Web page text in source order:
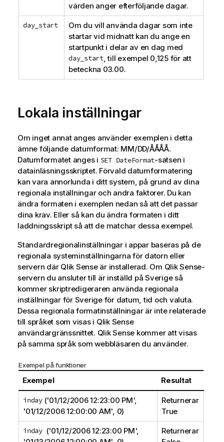
värden anger efterföljande dagar.
day_start
Om du vill använda dagar som inte
startar vid midnatt kan du ange en
startpunkt i delar av en dag med
day_start, till exempel 0,125 för att
beteckna 03.00.
Lokala inställningar
Om inget annat anges använder exemplen i detta
ämne följande datumformat: MM/DD/ÅÅÅÅ.
Datumformatet anges i SET DateFormat-satsen i
datainläsningsskriptet. Förvald datumformatering
kan vara annorlunda i ditt system, på grund av dina
regionala inställningar och andra faktorer. Du kan
ändra formaten i exemplen nedan så att det passar
dina krav. Eller så kan du ändra formaten i ditt
laddningsskript så att de matchar dessa exempel.
Standardregionalinställningar i appar baseras på de
regionala systeminställningarna för datorn eller
servern där Qlik Senseär installerad. Om Qlik Sense-
servern du ansluter till är inställd på Sverige så
kommer skriptredigeraren använda regionala
inställningar för Sverige för datum, tid och valuta.
Dessa regionala formatinställningar är inte relaterade
till språket som visas i Qlik Sense
användargränssnittet. Qlik Sense kommer att visas
på samma språk som webbläsaren du använder.
Exempel på funktioner
Exempel Resultat
inday('01/12/2006 12:23:00 PM',
'01/12/2006 12:00:00 AM', 0)
Returnerar
True
inday ('01/12/2006 12:23:00 PM',
Returnerar